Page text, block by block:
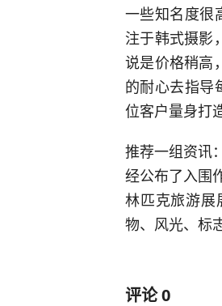
一些知名度很
注于韩式摄影
说是价格稍高
的耐心去指导
位客户量身打
推荐一组资讯
经公布了入围
林匹克旅游展
物、风光、标
评论0